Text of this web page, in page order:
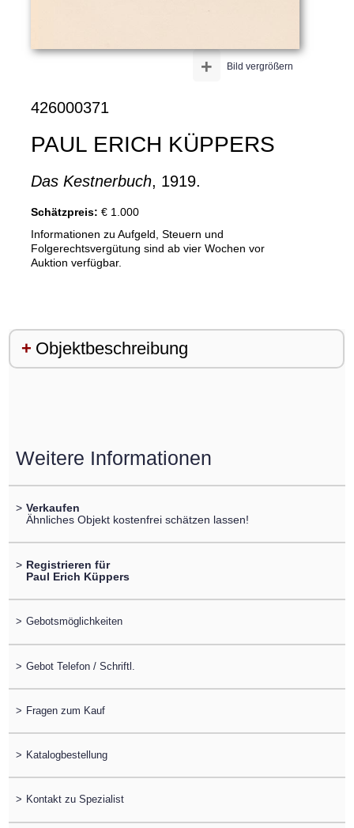
Bild vergrößern
+
426000371
PAUL ERICH KÜPPERS
Das Kestnerbuch, 1919.
Schätzpreis: € 1.000
Informationen zu Aufgeld, Steuern und
Folgerechtsvergütung sind ab vier Wochen vor
Auktion verfügbar.
Objektbeschreibung
Weitere Informationen
> Verkaufen
Ähnliches Objekt kostenfrei schätzen lassen!
> Registrieren für
Paul Erich Küppers
> Gebotsmöglichkeiten
> Gebot Telefon / Schriftl.
> Fragen zum Kauf
> Katalogbestellung
> Kontakt zu Spezialist